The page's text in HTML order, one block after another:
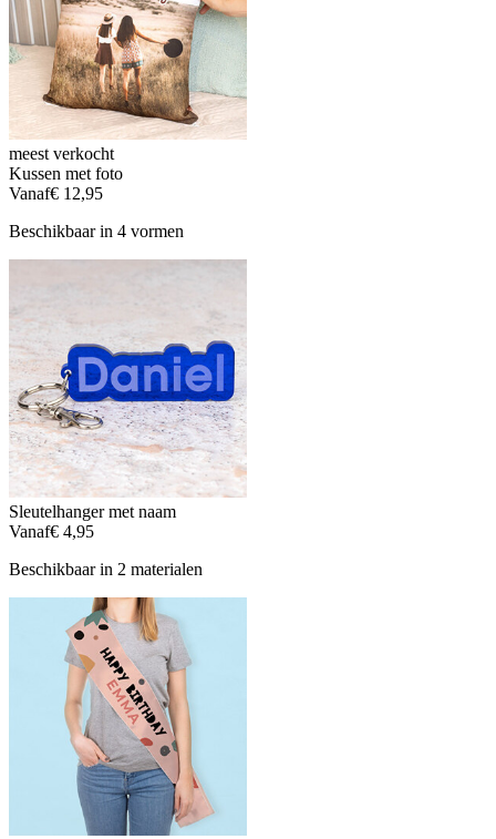
meest verkocht
Kussen met foto
Vanaf€ 12,95
Beschikbaar in 4 vormen
Sleutelhanger met naam
Vanaf€ 4,95
Beschikbaar in 2 materialen